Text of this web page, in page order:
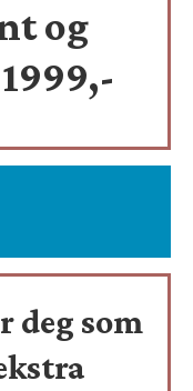
og
deg som